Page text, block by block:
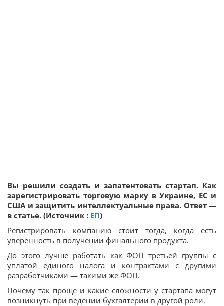
Вы решили создать и запатентовать стартап. Как
зарегистрировать торговую марку в Украине, ЕС и
США и защитить интеллектуальные права. Ответ —
в статье. (Источник : ЕП)
Регистрировать компанию стоит тогда, когда есть
уверенность в получении финального продукта.
До этого лучше работать как ФОП третьей группы с
уплатой единого налога и контрактами с другими
разработчиками — такими же ФОП.
Почему так проще и какие сложности у стартапа могут
возникнуть при ведении бухгалтерии в другой роли.